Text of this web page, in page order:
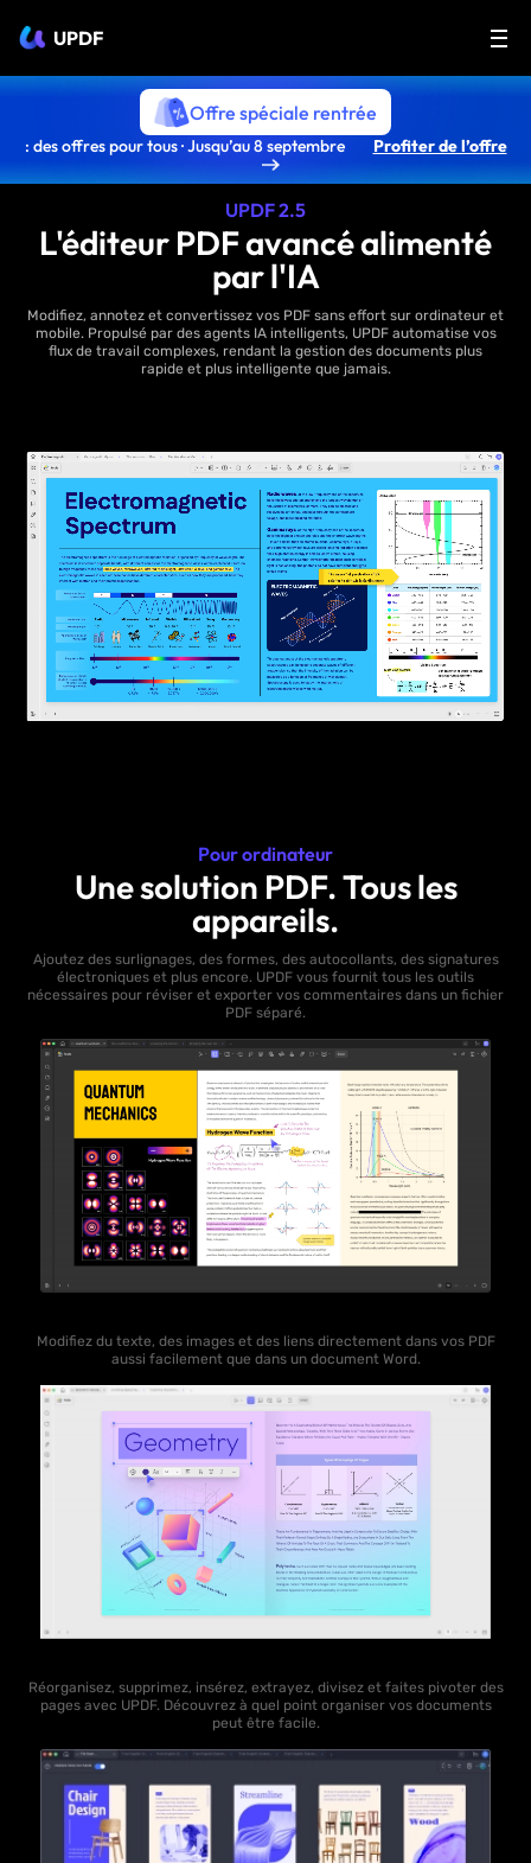
UPDF
Offre spéciale rentrée
: des offres pour tous · Jusqu’au 8 septembre Profiter de l’offre
UPDF 2.5
L'éditeur PDF avancé alimenté
par l'IA
Modifiez, annotez et convertissez vos PDF sans effort sur ordinateur et
mobile. Propulsé par des agents IA intelligents, UPDF automatise vos
flux de travail complexes, rendant la gestion des documents plus
rapide et plus intelligente que jamais.
Pour ordinateur
Une solution PDF. Tous les
appareils.
Ajoutez des surlignages, des formes, des autocollants, des signatures
électroniques et plus encore. UPDF vous fournit tous les outils
nécessaires pour réviser et exporter vos commentaires dans un fichier
PDF séparé.
Modifiez du texte, des images et des liens directement dans vos PDF
aussi facilement que dans un document Word.
Réorganisez, supprimez, insérez, extrayez, divisez et faites pivoter des
pages avec UPDF. Découvrez à quel point organiser vos documents
peut être facile.